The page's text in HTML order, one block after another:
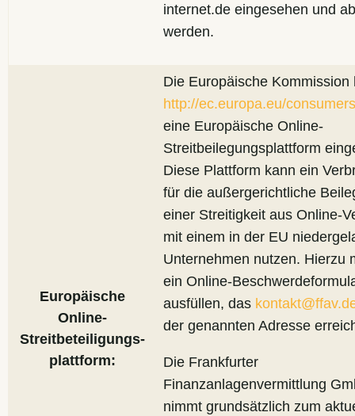
internet.de eingesehen und
werden.
Europäische
Online-
Streitbeteiligungs-
plattform:
Die Europäische Kommission
http://ec.europa.eu/
eine Europäische Online-
Streitbeilegungsplattform
Diese Plattform kann ein
für die außergerichtliche
einer Streitigkeit aus Online-
mit einem in der EU
Unternehmen nutzen. Hierzu
ein Online-
ausfüllen, das
der genannten Adresse
Die Frankfurter
Finanzanlagenvermittlung
nimmt grundsätzlich zum